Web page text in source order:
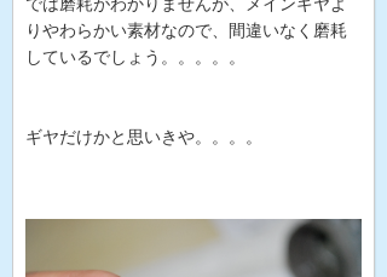
では磨耗がわかりませんが、メインギヤよ
りやわらかい素材なので、間違いなく磨耗
しているでしょう。。。。。
ギヤだけかと思いきや。。。。